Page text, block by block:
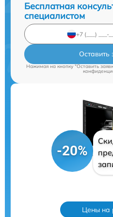
Бесплатная
специалистом
Оставить
Нажимая на кнопку "Оставить
-20%
Цены на